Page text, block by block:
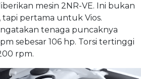
mesin 2NR-VE. Ini bukan
pertama untuk Vios.
tenaga puncaknya
sebesar 106 hp. Torsi tertinggi
rpm.